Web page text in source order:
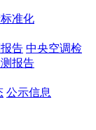
准化
告 中央空调检
报告
公示信息